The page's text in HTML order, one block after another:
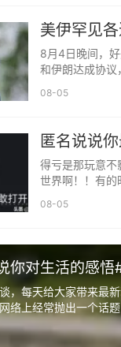
谁，还是谁遇见你
是一种幸福；在错
和“算了吧”。人生
碰不到美好的人和
美伊罕见
态化
8月4日晚间，
和伊朗达成协议
08-05
匿名说说
得亏是那玩意不
世界啊！！有的
08-05
你对生活的感悟
，每天给大家带来最
络上经常抛出一个话